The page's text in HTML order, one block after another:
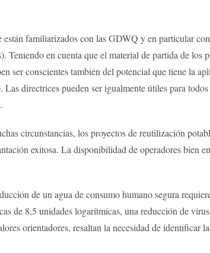
familiarizados con las GDWQ y en particular
Teniendo en cuenta que el material de partida de los
ser conscientes también del potencial que tiene la
directrices pueden ser igualmente útiles para
circunstancias, los proyectos de reutilización
exitosa. La disponibilidad de operadores bien
de un agua de consumo humano segura
de 8,5 unidades logarítmicas, una reducción de
orientadores, resaltan la necesidad de identificar